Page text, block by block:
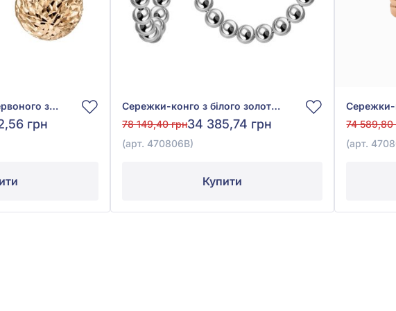
Сережки Кульки з червоного золота 585°, арт. 270020
грн
Сережки-конго з білого золота 585°, арт. 470806В
78 149,40 грн34 385,74 грн
(арт. 470806В)
Купити
74 589,80
(арт.